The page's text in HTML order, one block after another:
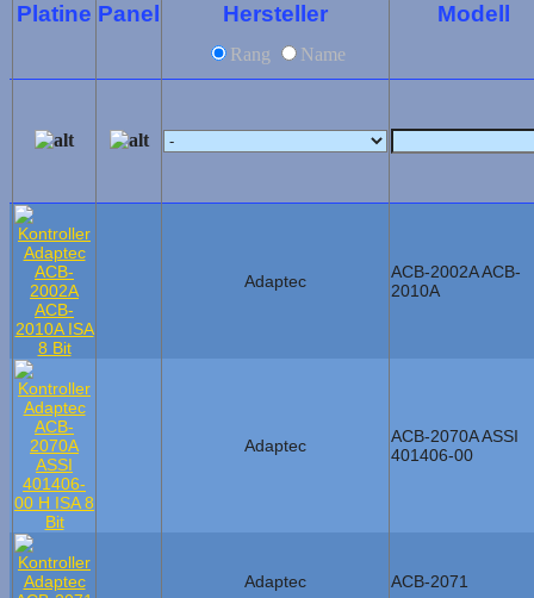
Platine Panel Hersteller Modell
Rang Name
Adaptec
ACB-2002A ACB-
2010A
Adaptec
ACB-2070A ASSI
401406-00
Adaptec ACB-2071